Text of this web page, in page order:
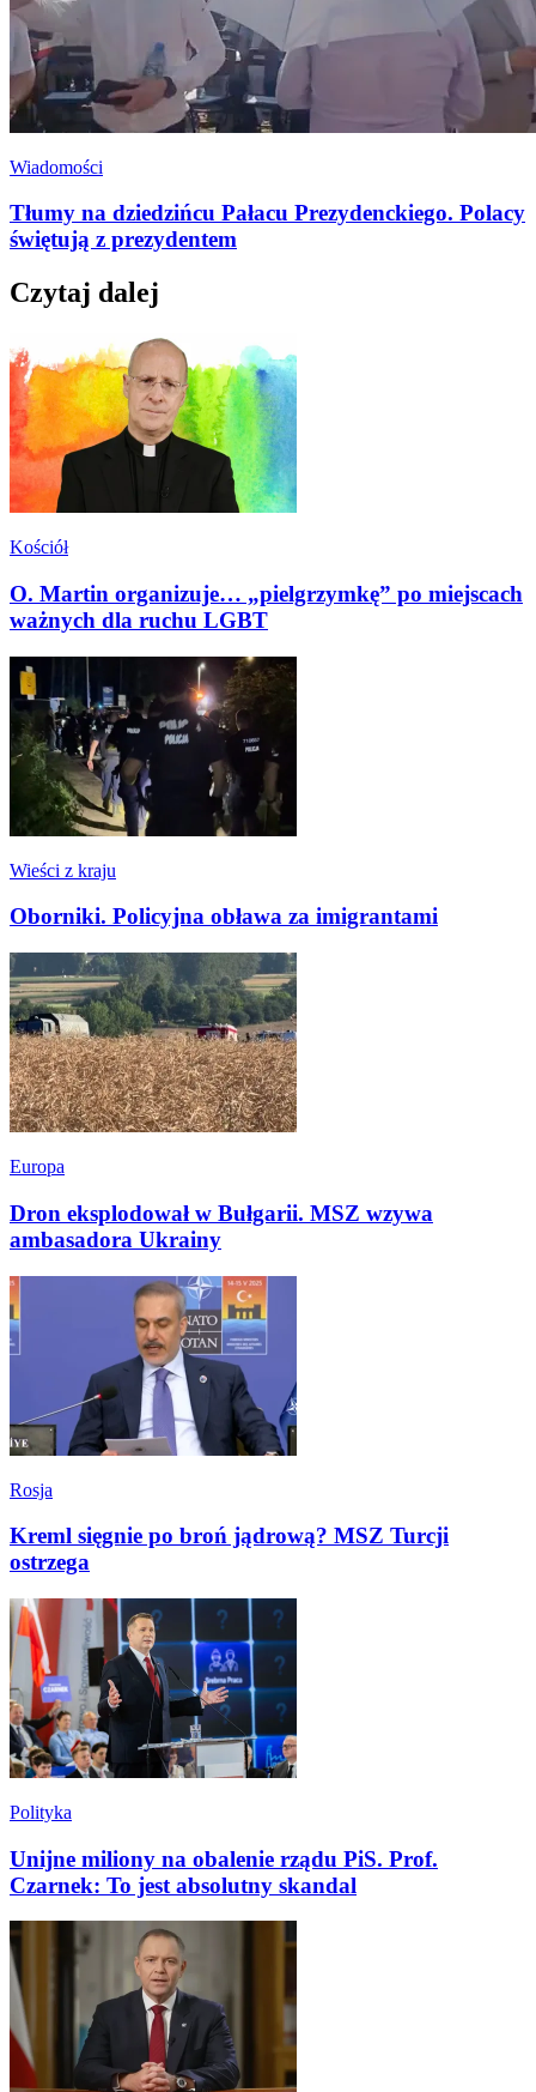
Wiadomości
Tłumy na dziedzińcu Pałacu Prezydenckiego. Polacy
świętują z prezydentem
Czytaj dalej
Kościół
O. Martin organizuje… „pielgrzymkę” po miejscach
ważnych dla ruchu LGBT
Wieści z kraju
Oborniki. Policyjna obława za imigrantami
Europa
Dron eksplodował w Bułgarii. MSZ wzywa
ambasadora Ukrainy
Rosja
Kreml sięgnie po broń jądrową? MSZ Turcji
ostrzega
Polityka
Unijne miliony na obalenie rządu PiS. Prof.
Czarnek: To jest absolutny skandal